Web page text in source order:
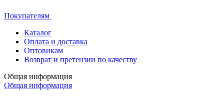
Покупателям
Каталог
Оплата и доставка
Оптовикам
Возврат и претензии по качеству
Общая информация
Общая информация